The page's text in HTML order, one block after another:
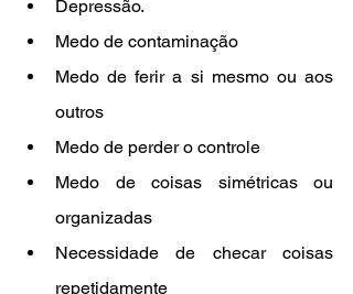
Depressão.
Medo de contaminação
Medo de ferir a si mesmo ou aos
outros
Medo de perder o controle
Medo de coisas simétricas ou
organizadas
Necessidade de checar coisas
repetidamente